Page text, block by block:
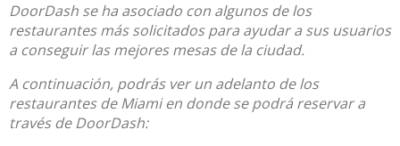
DoorDash se ha asociado con algunos de los
restaurantes más solicitados para ayudar a sus usuarios
a conseguir las mejores mesas de la ciudad.
A continuación, podrás ver un adelanto de los
restaurantes de Miami en donde se podrá reservar a
través de DoorDash: